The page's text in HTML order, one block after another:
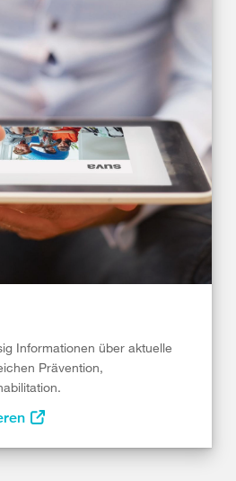
Informationen über aktuelle
Prävention,